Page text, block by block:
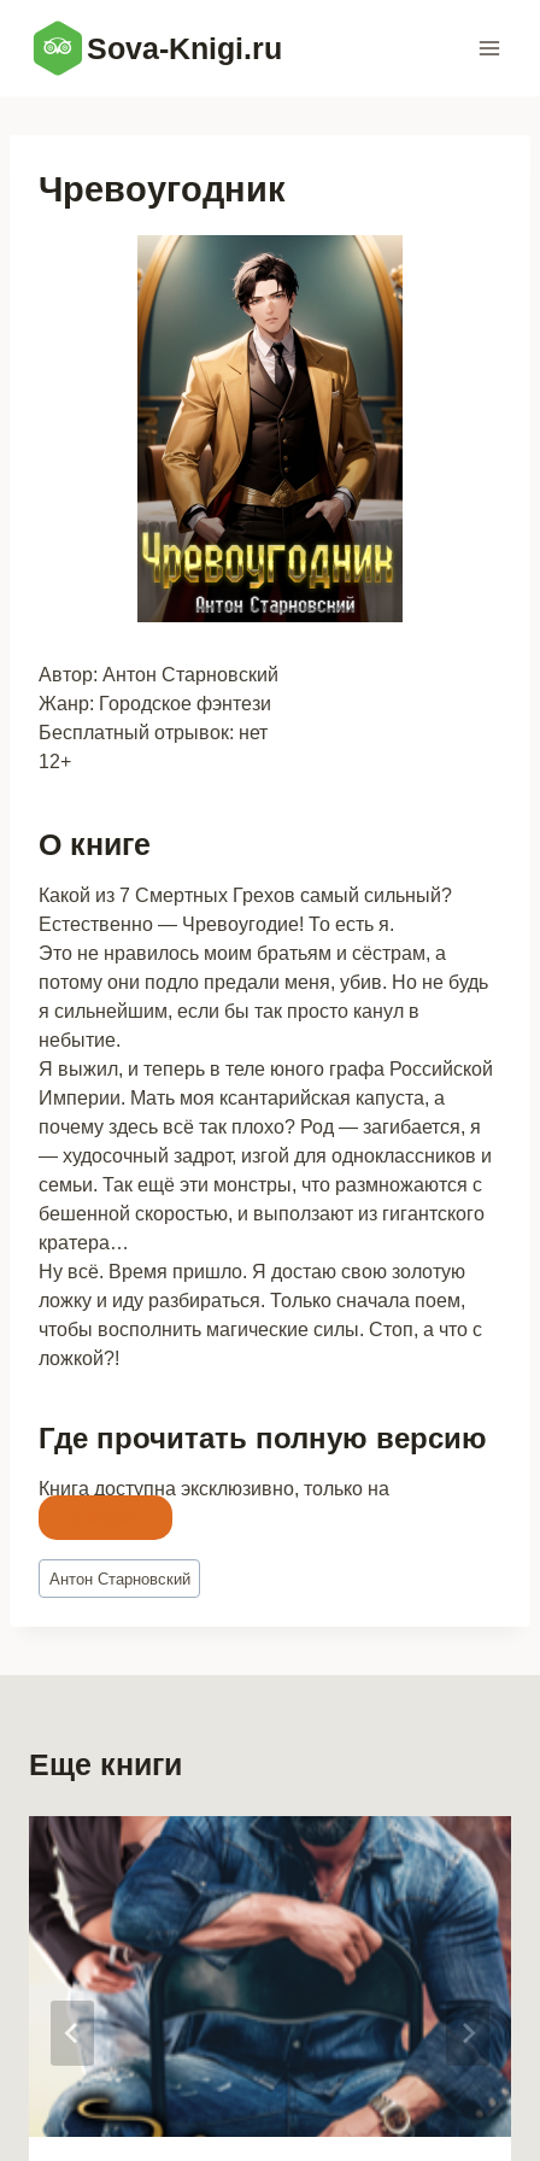
содержимому
Sova-Knigi.ru
Чревоугодник
Автор: Антон Старновский
Жанр: Городское фэнтези
Бесплатный отрывок: нет
12+
О книге
Какой из 7 Смертных Грехов самый сильный?
Естественно — Чревоугодие! То есть я.
Это не нравилось моим братьям и сёстрам, а
потому они подло предали меня, убив. Но не будь
я сильнейшим, если бы так просто канул в
небытие.
Я выжил, и теперь в теле юного графа Российской
Империи. Мать моя ксантарийская капуста, а
почему здесь всё так плохо? Род — загибается, я
— худосочный задрот, изгой для одноклассников и
семьи. Так ещё эти монстры, что размножаются с
бешенной скоростью, и выползают из гигантского
кратера…
Ну всё. Время пришло. Я достаю свою золотую
ложку и иду разбираться. Только сначала поем,
чтобы восполнить магические силы. Стоп, а что с
ложкой?!
Где прочитать полную версию
Книга доступна эксклюзивно, только на
Метки
записи:
Антон Старновский
Еще книги